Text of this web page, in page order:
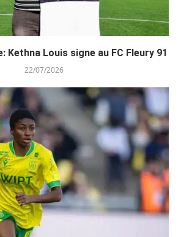
Kethna Louis signe au FC Fleury 91
22/07/2026